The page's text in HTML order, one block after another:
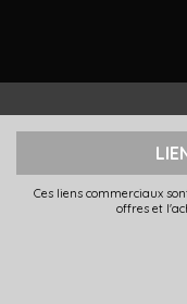
Ces liens commerciaux
offres et